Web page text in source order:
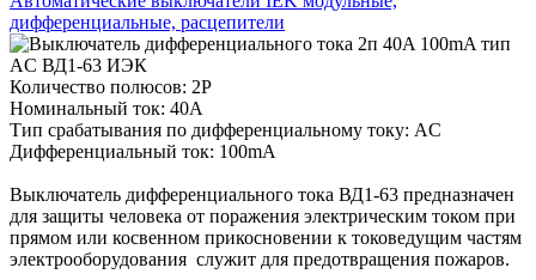
дифференциальные, расцепители
Количество полюсов: 2P
Номинальный ток: 40А
Тип срабатывания по дифференциальному току: AC
Дифференциальный ток: 100mA
Выключатель дифференциального тока ВД1-63 предназначен
для защиты человека от поражения электрическим током при
прямом или косвенном прикосновении к токоведущим частям
электрооборудования служит для предотвращения пожаров.